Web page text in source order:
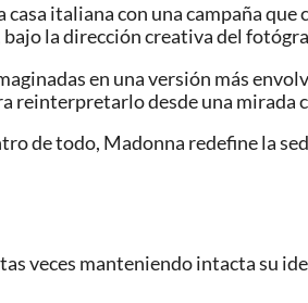
italiana con una campaña que
bajo la dirección creativa del
en una versión más
reinterpretarlo desde una mirada
de todo, Madonna redefine la
veces manteniendo intacta su